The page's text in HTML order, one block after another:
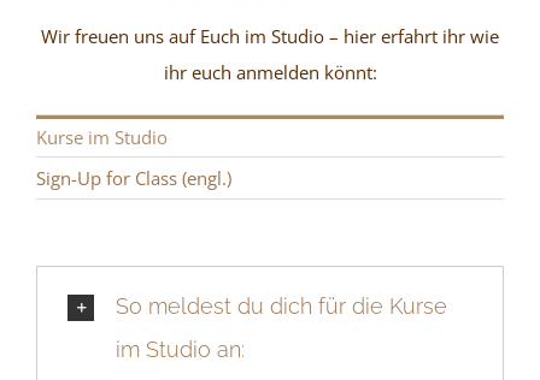
Wir freuen uns auf Euch im Studio – hier erfahrt ihr wie
ihr euch anmelden könnt:
Kurse im Studio
Sign-Up for Class (engl.)
So meldest du dich für die Kurse
im Studio an: